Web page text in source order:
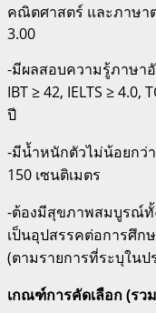
คณิตศาสตร์ และภาษา
3.00
-มีผลสอบความรู้ภาษาอั
IBT ≥ 42, IELTS ≥ 4.0,
ปี
-มีน้ำหนักตัวไม่น้อยกว่
150 เซนติเมตร
-ต้องมีสุขภาพสมบูรณ์ทั้
เป็นอุปสรรคต่อการศึก
(ตามรายการที่ระบุในป
เกณฑ์การคัดเลือก (รว